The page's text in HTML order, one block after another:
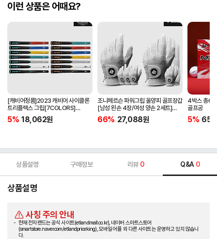
이런 상품은 어때요?
[캐비어정품]2023 캐비어 사이클론
트리플렉스 그립[7COLORS]
[라운드][39g/42g/46g/50g]
[R/S 토크]
5% 18,062원
조니헤르슨 파워그립 올양피 골프장갑
[남성 왼손 4장/여성 양손 2세트]
[화이트][케이스포함]
66% 27,088원
4박스 총60
골프공
5%
상품설명 구매정보 리뷰 0 Q&A 0
상품설명
사칭 주의 안내
현재 전자랜드는 공식 사이트(etlandmall.co.kr), 네이버 스마트스토어
(smartstore.naver.com/etlandpriceking), 모바일 어플 외 다른 사이트는 운영하고 있지 않습니
다.